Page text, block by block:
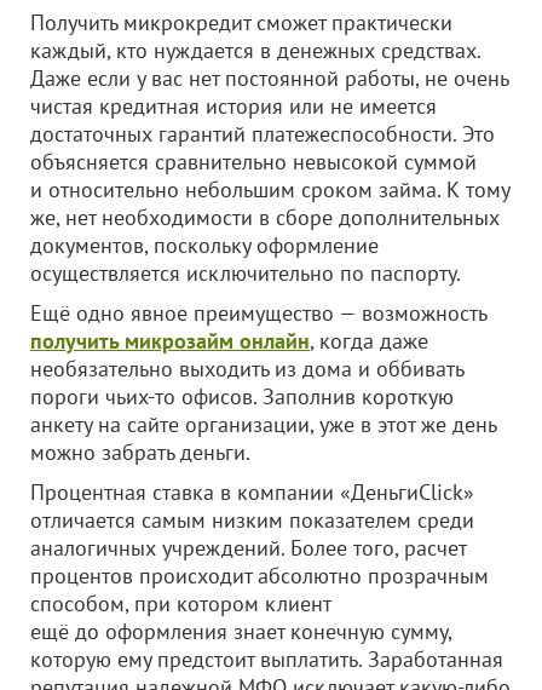
Получить микрокредит сможет практически
каждый, кто нуждается в денежных средствах.
Даже если у вас нет постоянной работы, не очень
чистая кредитная история или не имеется
достаточных гарантий платежеспособности. Это
объясняется сравнительно невысокой суммой
и относительно небольшим сроком займа. К тому
же, нет необходимости в сборе дополнительных
документов, поскольку оформление
осуществляется исключительно по паспорту.
Ещё одно явное преимущество — возможность
получить микрозайм онлайн, когда даже
необязательно выходить из дома и оббивать
пороги чьих-то офисов. Заполнив короткую
анкету на сайте организации, уже в этот же день
можно забрать деньги.
Процентная ставка в компании «ДеньгиClick»
отличается самым низким показателем среди
аналогичных учреждений. Более того, расчет
процентов происходит абсолютно прозрачным
способом, при котором клиент
ещё до оформления знает конечную сумму,
которую ему предстоит выплатить. Заработанная